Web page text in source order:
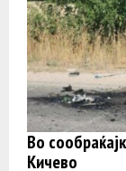
Во
Кичево